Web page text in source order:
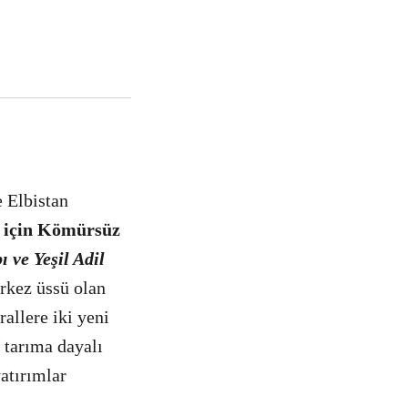
Elbistan
için Kömürsüz
ve Yeşil Adil
üssü olan
iki yeni
dayalı